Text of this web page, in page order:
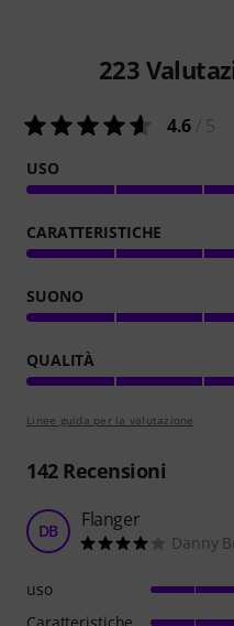
223
4.6
USO
CARATTERISTICHE
SUONO
QUALITÀ
Linee guida per la valutazione
142Recensioni
DB Flanger
Danny
uso